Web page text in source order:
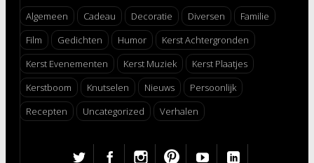
Algemeen Cadeau Decoratie Diversen
Familie
Film
Gedichten Humor
Kerst Achtergronden
Kerst Evenementen
Kerst Muziek
Kerst Plaatjes
Kerstboom
Knutselen Nieuws
Persoonlijk
Recepten
Uncategorized Verhalen